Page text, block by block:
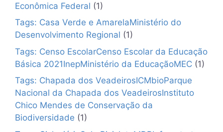
Econômica Federal (1)
Tags: Casa Verde e AmarelaMinistério do
Desenvolvimento Regional (1)
Tags: Censo EscolarCenso Escolar da Educação
Básica 2021InepMinistério da EducaçãoMEC (1)
Tags: Chapada dos VeadeirosICMbioParque
Nacional da Chapada dos VeadeirosInstituto
Chico Mendes de Conservação da
Biodiversidade (1)